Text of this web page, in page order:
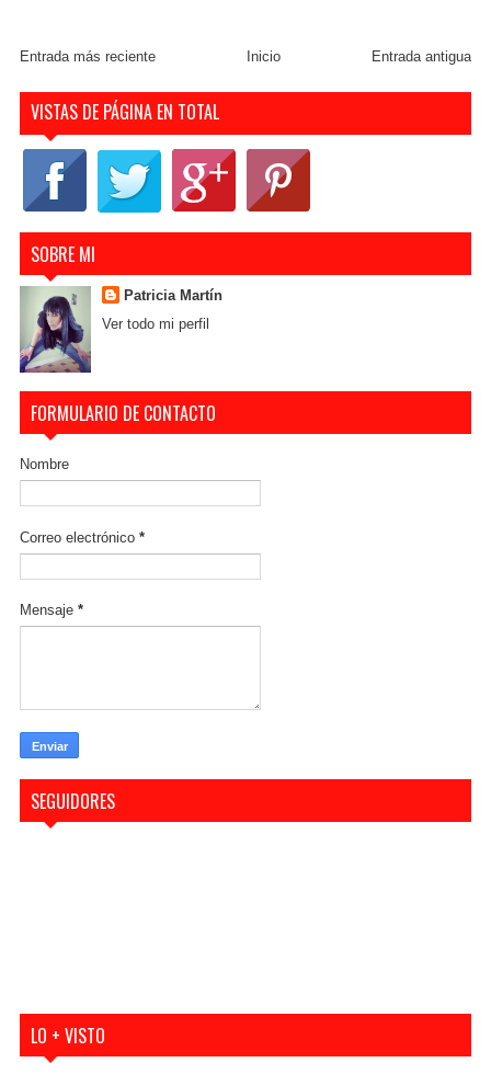
Entrada más reciente Entrada antigua
Inicio
VISTAS DE PÁGINA EN TOTAL
SOBRE MI
Patricia Martín
Ver todo mi perfil
FORMULARIO DE CONTACTO
Nombre
Correo electrónico *
Mensaje *
SEGUIDORES
LO + VISTO